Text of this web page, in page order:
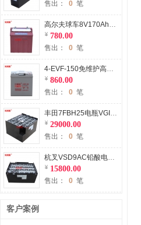
位的电动叉车配置电瓶不
同,容量差异很大,价格不同
售出： 0 笔
高尔夫球车8V170Ah蓄电池厂家 加水蓄电池4-EV-145球场电动车专用
780.00
售出： 0 笔
4-EVF-150免维护高尔夫球车蓄电池 8V150Ah电动高尔夫球车胶体电池
860.00
售出： 0 笔
丰田7FBH25电瓶VGI845叉车蓄电池 TOYOTA 7FBH25电动叉车电池厂家
29000.00
售出： 0 笔
杭叉VSD9AC铅酸电瓶适用杭州叉车1吨平衡重叉车电池48V450Ah
15800.00
售出： 0 笔
客户案例